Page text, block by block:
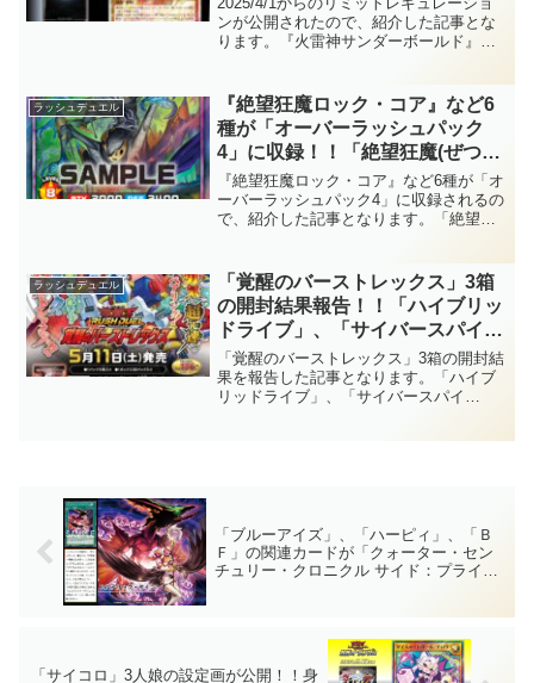
ンロール』がラッシュ初のエラッ
タを受け、制限解除されていま
ル】
ンが公開されたので、紹介した記事とな
ります。『火雷神サンダーボールド』が
ッタを受け、制限解除されています！！
【遊戯王ラッシュデュエル】
ラッシュデュエル
『絶望狂魔ロック・コア』など6
種が「オーバーラッシュパック
4」に収録！！「絶望狂魔(ぜつぼ
うきょうま)」に送り付け戦術が
追加！！また、優秀なリチュアル
魔法も登場し、安定感も大幅に向
ュエル】
『絶望狂魔ロック・コア』など6種が「オ
ーバーラッシュパック4」に収録されるの
で、紹介した記事となります。「絶望狂
登場し、安定感も大幅に向上ですね～。
【遊戯王ラッシュデュエル】
ラッシュデュエル
「覚醒のバーストレックス」3箱
の開封結果報告！！「ハイブリッ
ドライブ」、「サイバースパイ
ス」、「ダークマター」という3
種の新テーマに加え、強力な汎用
カードが多数収録されたパッ
「覚醒のバーストレックス」3箱の開封結
果を報告した記事となります。「ハイブ
リッドライブ」、「サイバースパイ
「ブルーアイズ」、「ハーピィ」、「Ｂ
Ｆ」の関連カードが「クォーター・セン
チュリー・クロニクル サイド：プライド
ィ・チャネラー』、『万華鏡－華麗なる
分身－』、『究極融合』が光るの良いで
すね～。【遊戯王OCG】
「サイコロ」3人娘の設定画が公開！！身